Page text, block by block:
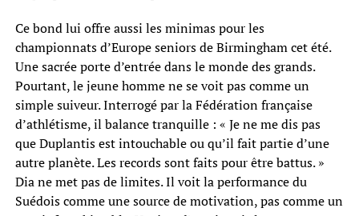
Ce bond lui offre aussi les minimas pour les
championnats d’Europe seniors de Birmingham cet été.
Une sacrée porte d’entrée dans le monde des grands.
Pourtant, le jeune homme ne se voit pas comme un
simple suiveur. Interrogé par la Fédération française
d’athlétisme, il balance tranquille : « Je ne me dis pas
que Duplantis est intouchable ou qu’il fait partie d’une
autre planète. Les records sont faits pour être battus. »
Dia ne met pas de limites. Il voit la performance du
Suédois comme une source de motivation, pas comme un